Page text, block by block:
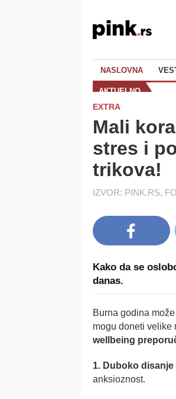
NASLOVNA
AKTUELNO
EXTRA
Mali
stres i
trikova!
IZVOR: PINK.RS,
Kako da se
danas.
Burna godina
mogu doneti velike
wellbeing
1. Duboko disanje
anksioznost.